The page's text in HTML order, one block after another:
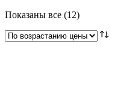
Показаны все (12)Цены:
возрастанию